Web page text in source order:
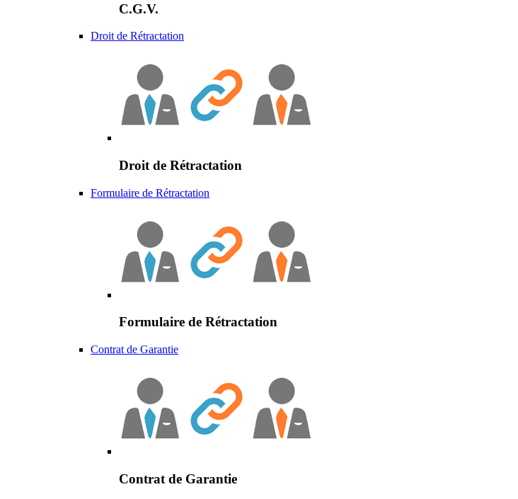
C.G.V.
Droit de Rétractation
Droit de Rétractation
Formulaire de Rétractation
Formulaire de Rétractation
Contrat de Garantie
Contrat de Garantie